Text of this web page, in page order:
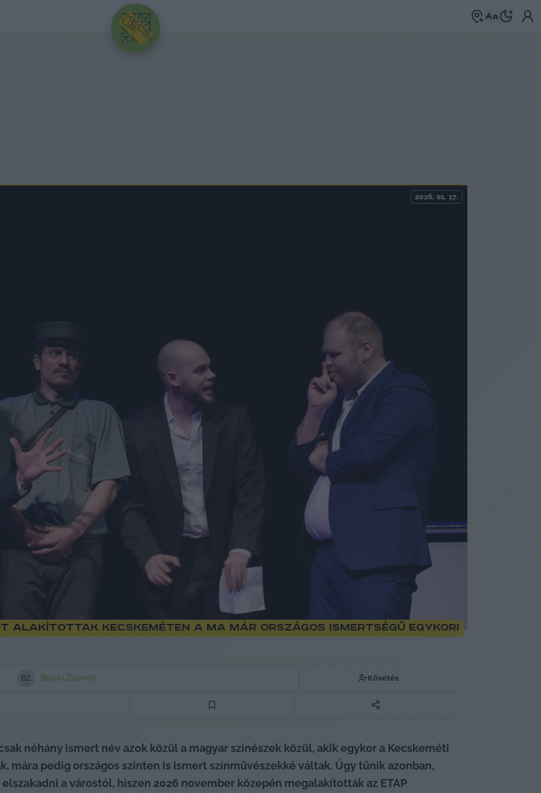
HIRDETÉS
2026. 01. 17.
alakítottak Kecskeméten a ma már országos ismertségű egykori
BZ Bajáki Zsanett Követés
néhány ismert név azok közül a magyar színészek közül, akik egykor a Kecskeméti
mára pedig országos szinten is ismert színművészekké váltak. Úgy tűnik azonban,
a várostól, hiszen 2026 november közepén megalakították az ETAP